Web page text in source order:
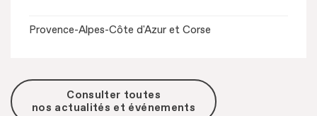
Provence-Alpes-Côte d'Azur et Corse
Consulter toutes
nos actualités et événements